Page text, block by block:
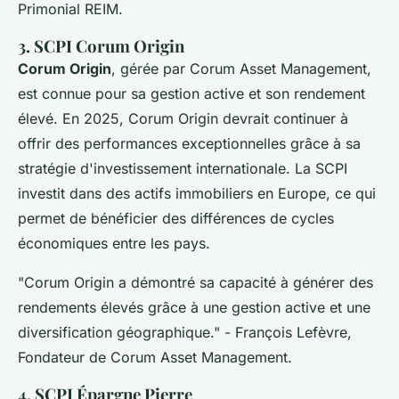
Primonial REIM.
3. SCPI Corum Origin
Corum Origin, gérée par Corum Asset Management,
est connue pour sa gestion active et son rendement
élevé. En 2025, Corum Origin devrait continuer à
offrir des performances exceptionnelles grâce à sa
stratégie d'investissement internationale. La SCPI
investit dans des actifs immobiliers en Europe, ce qui
permet de bénéficier des différences de cycles
économiques entre les pays.
"Corum Origin a démontré sa capacité à générer des
rendements élevés grâce à une gestion active et une
diversification géographique." - François Lefèvre,
Fondateur de Corum Asset Management.
4. SCPI Épargne Pierre